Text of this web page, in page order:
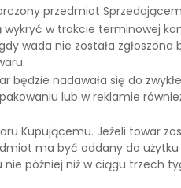
przedmiot
wykryć w trakcie terminowej
wada nie została
nadawała się do
lub w reklamie
Kupującemu. Jeżeli towar
ma być oddany do
później niż w ciągu trzech